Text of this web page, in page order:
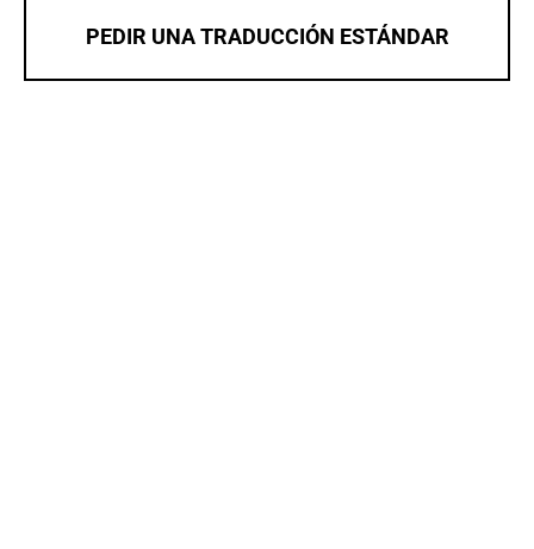
PEDIR UNA TRADUCCIÓN ESTÁNDAR